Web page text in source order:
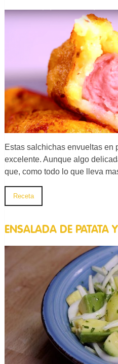
Estas salchichas envueltas en
excelente. Aunque algo
que, como todo lo que lleva
Receta
ENSALADA DE PATATA